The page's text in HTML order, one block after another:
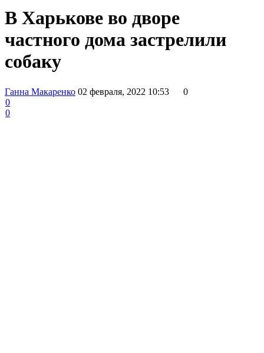
В Харькове во дворе
частного дома застрелили
собаку
Ганна Макаренко 02 февраля, 2022 10:53
0
0
0